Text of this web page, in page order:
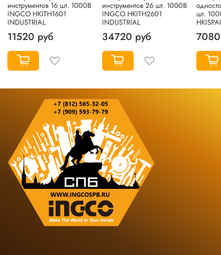
инструментов 16 шт. 1000В
INGCO HKITH1601
INDUSTRIAL
11520 руб
инструментов 26 шт. 1000В
INGCO HKITH2601
INDUSTRIAL
34720 руб
шт.